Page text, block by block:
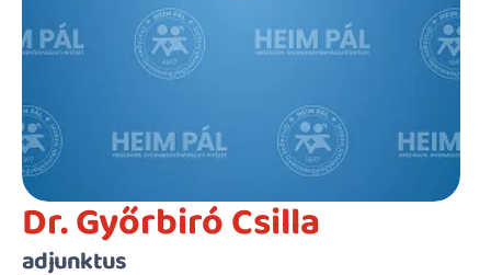
Dr. Győrbiró Csilla
adjunktus